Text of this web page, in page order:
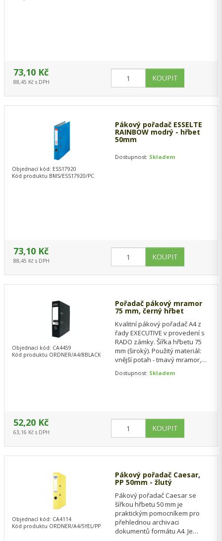
73,10 Kč
88,45 Kč s DPH
Pákový pořadač ESSELTE
RAINBOW modrý - hřbet
50mm
Dostupnost: Skladem
Objednací kód: ESS17920
Kód produktu BMS/ESS17920/PC
73,10 Kč
88,45 Kč s DPH
Pořadač pákový mramor
75 mm, černý hřbet
Kvalitní pákový pořadač A4 z
řady EXECUTIVE v provedení s
RADO zámky. Šířka hřbetu 75
mm (široký). Použitý materiál:
vnější potah - tmavý mramor,
Dostupnost: Skladem
Objednací kód: CA4459
Kód produktu ORDNER/A4/8BLACK
52,20 Kč
63,16 Kč s DPH
Pákový pořadač Caesar,
PP 50mm - žlutý
Pákový pořadač Caesar se
šířkou hřbetu 50 mm je
praktickým pomocníkem pro
přehlednou archivaci
dokumentů formátu A4. Je
Objednací kód: CA4114
Kód produktu ORDNER/A4/5YEL/PP